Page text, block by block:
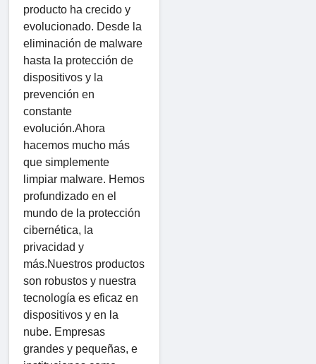
producto ha crecido y
evolucionado. Desde la
eliminación de malware
hasta la protección de
dispositivos y la
prevención en
constante
evolución.Ahora
hacemos mucho más
que simplemente
limpiar malware. Hemos
profundizado en el
mundo de la protección
cibernética, la
privacidad y
más.Nuestros productos
son robustos y nuestra
tecnología es eficaz en
dispositivos y en la
nube. Empresas
grandes y pequeñas, e